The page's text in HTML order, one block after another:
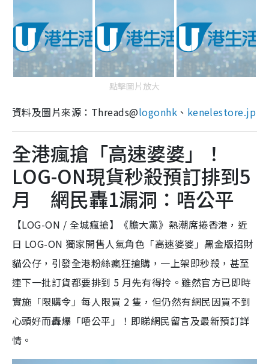
點擊圖片放大
資料及圖片來源：Threads@logonhk 、 kenelestore.jp
全港瘋搶「高速婆婆」！
LOG-ON現貨秒殺預訂排到5
月 網民轟1漏洞：唔公平
【LOG-ON / 全城瘋搶】《膽大黨》熱潮席捲香港，近
日 LOG-ON 獨家開售人氣角色「高速婆婆」黑金版招財
貓公仔，引發全港粉絲瘋狂搶購，一上架即秒殺，甚至
連下一批訂貨都要排到 5 月先有得拎。雖然官方已即時
實施「限購令」每人限買 2 隻，但仍然有網民因買不到
心頭好而轟爆「唔公平」！即睇網民留言及最新預訂詳
情。